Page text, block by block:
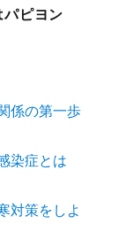
ピヨン
係の第一歩
染症とは
対策をしよ